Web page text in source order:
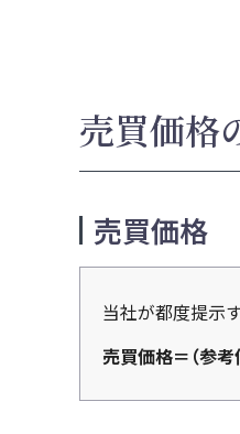
売買価格
売買価格
当社が都度提示
売買価格＝（参